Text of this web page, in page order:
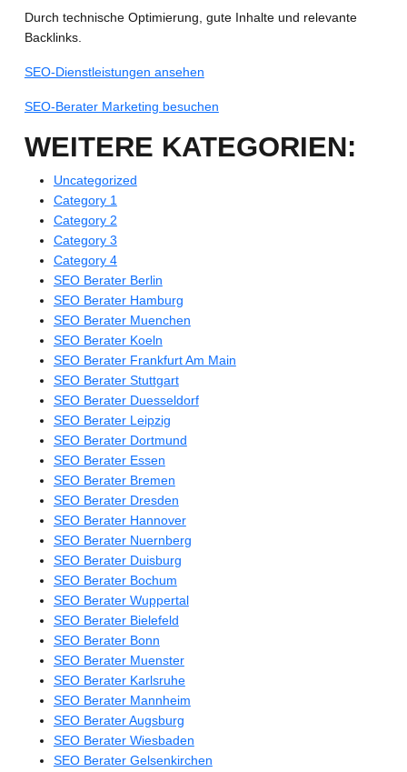
Durch technische Optimierung, gute Inhalte und relevante
Backlinks.
SEO-Dienstleistungen ansehen
SEO-Berater Marketing besuchen
WEITERE KATEGORIEN:
Uncategorized
Category 1
Category 2
Category 3
Category 4
SEO Berater Berlin
SEO Berater Hamburg
SEO Berater Muenchen
SEO Berater Koeln
SEO Berater Frankfurt Am Main
SEO Berater Stuttgart
SEO Berater Duesseldorf
SEO Berater Leipzig
SEO Berater Dortmund
SEO Berater Essen
SEO Berater Bremen
SEO Berater Dresden
SEO Berater Hannover
SEO Berater Nuernberg
SEO Berater Duisburg
SEO Berater Bochum
SEO Berater Wuppertal
SEO Berater Bielefeld
SEO Berater Bonn
SEO Berater Muenster
SEO Berater Karlsruhe
SEO Berater Mannheim
SEO Berater Augsburg
SEO Berater Wiesbaden
SEO Berater Gelsenkirchen